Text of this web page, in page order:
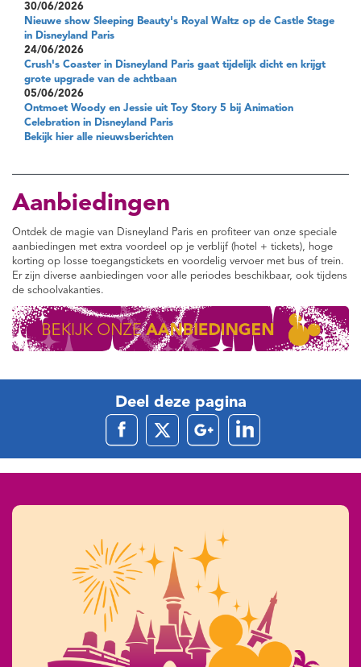
30/06/2026
Nieuwe show Sleeping Beauty's Royal Waltz op de Castle Stage
in Disneyland Paris
24/06/2026
Crush's Coaster in Disneyland Paris gaat tijdelijk dicht en krijgt
grote upgrade van de achtbaan
05/06/2026
Ontmoet Woody en Jessie uit Toy Story 5 bij Animation
Celebration in Disneyland Paris
Bekijk hier alle nieuwsberichten
Aanbiedingen
Ontdek de magie van Disneyland Paris en profiteer van onze speciale
aanbiedingen met extra voordeel op je verblijf (hotel + tickets), hoge
korting op losse toegangstickets en voordelig vervoer met bus of trein.
Er zijn diverse aanbiedingen voor alle periodes beschikbaar, ook tijdens
de schoolvakanties.
Deel deze pagina